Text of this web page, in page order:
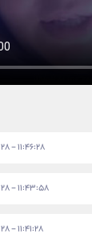
۱۱:۴۶:۲۸ - ۲۸ شهریور ۱۴۰۱
۱۱:۴۳:۵۸ - ۲۸ شهریور ۱۴۰۱
۱۱:۴۱:۲۸ - ۲۸ شهریور ۱۴۰۱